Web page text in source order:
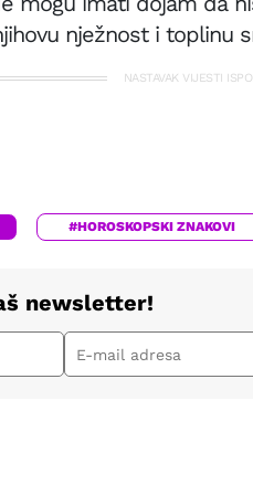
nježnost i toplinu
NASTAVAK VIJESTI
#HOROSKOPSKI ZNAKOVI
newsletter!